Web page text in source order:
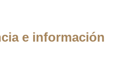
e información